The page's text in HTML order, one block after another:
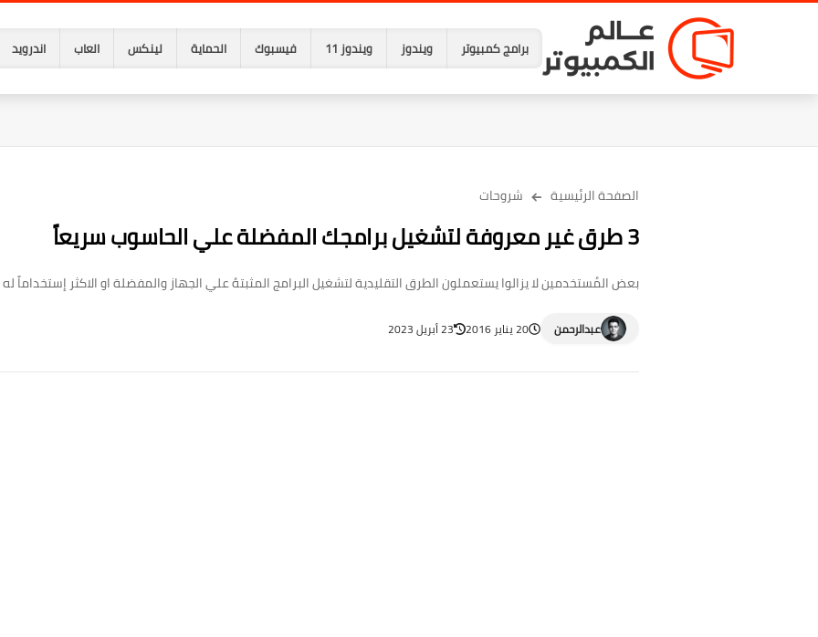
برامج كمبيوتر ويندوز ويندوز 11 فيسبوك الحماية لينكس العاب اندرويد
الصفحة الرئيسية شروحات
3 طرق غير معروفة لتشغيل برامجك المفضلة علي الحاسوب سريعاً
بعض المُستخدمين لا يزالوا يستعملون الطرق التقليدية لتشغيل البرامج المثبتهُ علي الجهاز والمفضلة او الاكثر إستخداماً
عبدالرحمن 20 يناير 2016 23 أبريل 2023